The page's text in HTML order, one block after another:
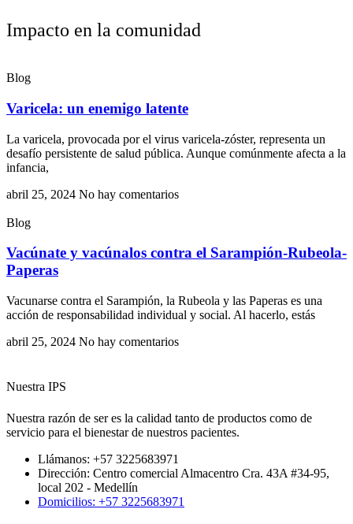
Impacto en la comunidad
Blog
Varicela: un enemigo latente
La varicela, provocada por el virus varicela-zóster, representa un
desafío persistente de salud pública. Aunque comúnmente afecta a la
infancia,
abril 25, 2024 No hay comentarios
Blog
Vacúnate y vacúnalos contra el Sarampión-Rubeola-
Paperas
Vacunarse contra el Sarampión, la Rubeola y las Paperas es una
acción de responsabilidad individual y social. Al hacerlo, estás
abril 25, 2024 No hay comentarios
Nuestra IPS
Nuestra razón de ser es la calidad tanto de productos como de
servicio para el bienestar de nuestros pacientes.
Llámanos: +57 3225683971
Dirección: Centro comercial Almacentro Cra. 43A #34-95,
local 202 - Medellín
Domicilios: +57 3225683971